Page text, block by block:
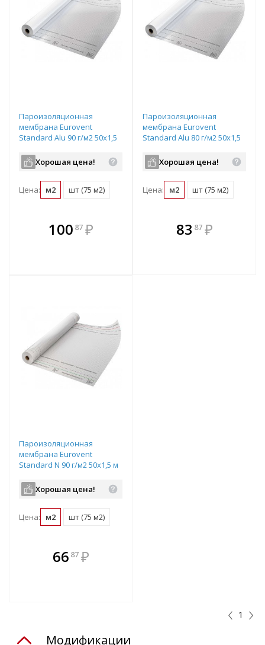
Пароизоляционная
мембрана Eurovent
Standard Alu 90 г/м2 50х1,5
Хорошая цена!
Цена: м2 шт (75 м2)
100 87 ₽
В комплекте
всегда выгоднее!
Пароизоляционная
мембрана Eurovent
Standard Alu 80 г/м2 50х1,5
Хорошая цена!
Цена: м2 шт (75 м2)
В комплекте
всегда выгоднее!
83 87 ₽
Пароизоляционная
мембрана Eurovent
Standard N 90 г/м2 50х1,5 м
Хорошая цена!
Цена: м2 шт (75 м2)
66 87 ₽
1
Модификации